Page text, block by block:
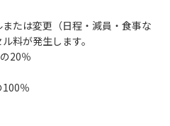
たは変更（日程・減員・食事な
料が発生します。
20％
100％